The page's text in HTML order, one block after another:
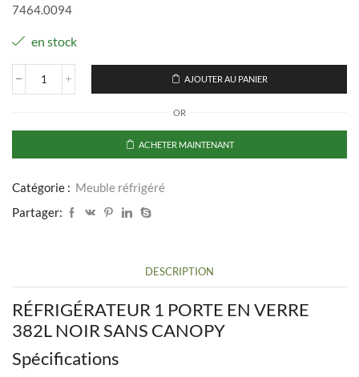
7464.0094
en stock
quantité
1
EN
382L
SANS
AJOUTER AU PANIER
OR
ACHETER MAINTENANT
Catégorie : Meuble réfrigéré
Partager:
DESCRIPTION
RÉFRIGÉRATEUR 1 PORTE EN VERRE
382L NOIR SANS CANOPY
Spécifications